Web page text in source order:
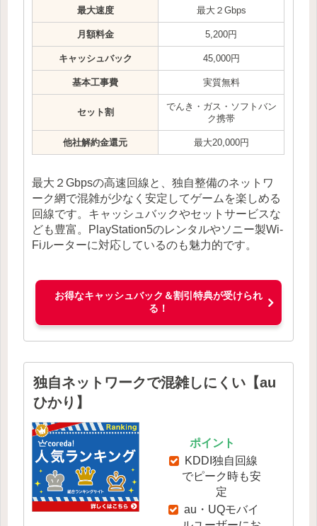
最大速度 最大２Gbps
月額料金 5,200円
キャッシュバック 45,000円
基本工事費 実質無料
セット割
でんき・ガス・ソフトバン
ク携帯
他社解約金還元 最大20,000円
最大２Gbpsの高速回線と、独自整備のネットワ
ーク網で混雑が少なく安定してゲームを楽しめる
回線です。キャッシュバックやセットサービスな
ども豊富。PlayStation5のレンタルやソニー製Wi-
Fiルーターに対応しているのも魅力的です。
お得なキャッシュバック＆割引特典が受けられ
る！
独自ネットワークで混雑しにくい【au
ひかり】
ポイント
KDDI独自回線
でピーク時も安
定
au・UQモバイ